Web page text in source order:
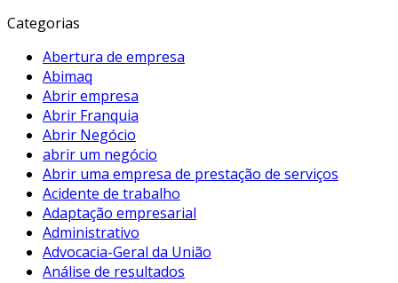
Categorias
Abertura de empresa
Abimaq
Abrir empresa
Abrir Franquia
Abrir Negócio
abrir um negócio
Abrir uma empresa de prestação de serviços
Acidente de trabalho
Adaptação empresarial
Administrativo
Advocacia-Geral da União
Análise de resultados